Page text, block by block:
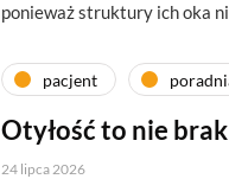
ponieważ struktury ich oka
pacjent
Otyłość to nie
24 lipca 2026